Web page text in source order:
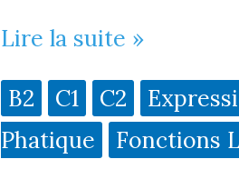
Les
tics
de
langage
Lire la suite »
B2 C1 C2
Phatique
Fonctions